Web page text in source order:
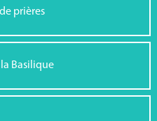
prières
Basilique